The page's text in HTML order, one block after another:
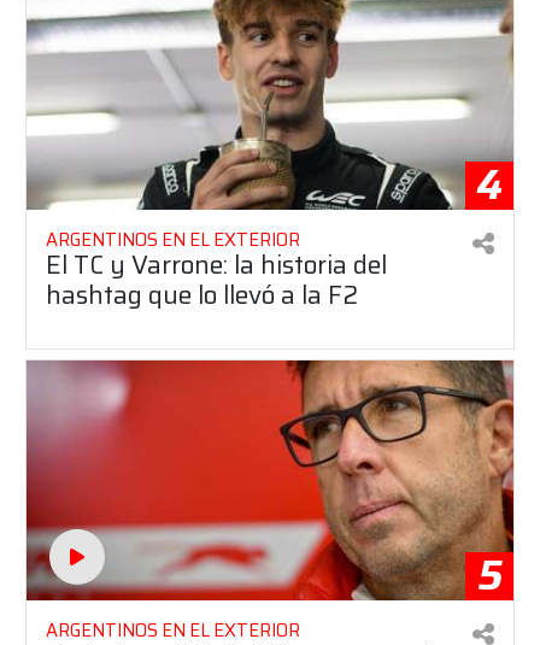
4
ARGENTINOS EN EL EXTERIOR
El TC y Varrone: la historia del
hashtag que lo llevó a la F2
5
ARGENTINOS EN EL EXTERIOR